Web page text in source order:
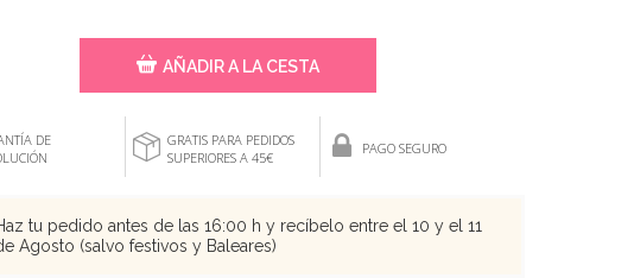
AÑADIR A LA CESTA
DE
GRATIS PARA PEDIDOS
SUPERIORES A 45€
PAGO SEGURO
tu pedido antes de las 16:00 h y recíbelo entre el 10 y el 11
Agosto (salvo festivos y Baleares)